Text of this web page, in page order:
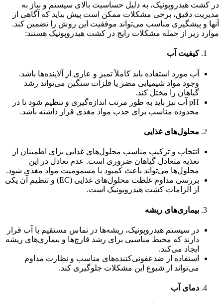
در کشت هیدروپونیک، به دلیل حساسیت بالای سیستم و نیاز به
مدیریت دقیق، برخی مشکلات ممکن است پیش بیاید که آگاهی از
آنها و پیشگیری مناسب می‌تواند موفقیت این روش را تضمین کند.
موارد زیر از جمله مشکلات رایج در کشت هیدروپونیک هستند:
کیفیت آب
آب مورد استفاده باید کاملاً تمیز و عاری از آلاینده‌ها باشد.
وجود مواد شیمیایی مضر یا فلزات سنگین می‌تواند رشد
گیاهان را مختل کند.
pH آب نیز باید به طور مرتب اندازه‌گیری و تنظیم شود تا در
محدوده مناسب برای جذب مواد مغذی قرار داشته باشد.
محلول‌های غذایی
انتخاب و ترکیب مناسب محلول‌های غذایی برای اطمینان از
تغذیه متعادل گیاهان ضروری است. عدم تعادل در این
محلول‌ها می‌تواند باعث کمبود یا مسمومیت مواد مغذی شود.
بررسی مداوم غلظت محلول‌های غذایی (EC) و تنظیم آن یکی
از الزامات کشت هیدروپونیک است.
بیماری‌های ریشه
در سیستم هیدروپونیک، ریشه‌ها در تماس مستقیم با آب قرار
دارند که محیط مناسبی برای رشد قارچ‌ها و بیماری‌های ریشه
ایجاد می‌کند.
استفاده از ضدعفونی‌کننده‌های مناسب و نظارت مداوم
می‌تواند از شیوع این مشکلات جلوگیری کند.
دمای آب